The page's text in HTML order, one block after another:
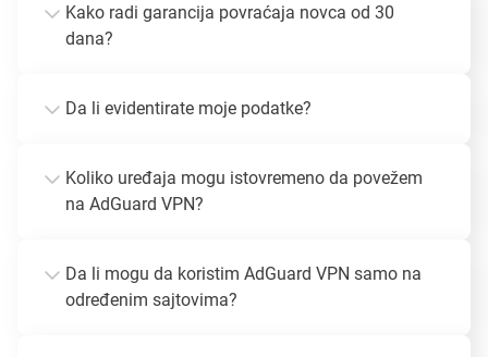
Kako radi garancija povraćaja novca od 30
dana?
Da li evidentirate moje podatke?
Koliko uređaja mogu istovremeno da povežem
na AdGuard VPN?
Da li mogu da koristim AdGuard VPN samo na
određenim sajtovima?